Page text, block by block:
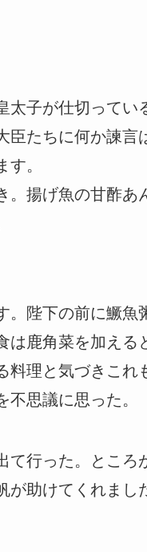
太子が仕切ってい
たちに何か諫言
。
揚げ魚の甘酢あ
陛下の前に鱖魚
鹿角菜を加える
理と気づきこれ
思議に思った。
て行った。ところ
が助けてくれまし